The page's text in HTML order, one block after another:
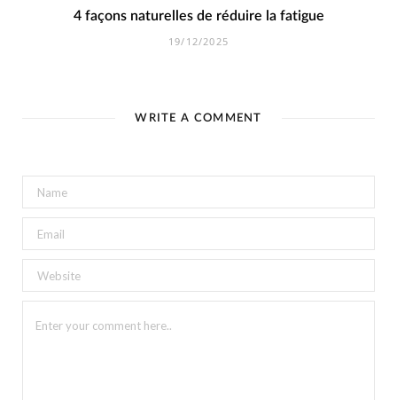
4 façons naturelles de réduire la fatigue
19/12/2025
WRITE A COMMENT